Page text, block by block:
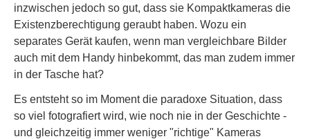
inzwischen jedoch so gut, dass sie Kompaktkameras die
Existenzberechtigung geraubt haben. Wozu ein
separates Gerät kaufen, wenn man vergleichbare Bilder
auch mit dem Handy hinbekommt, das man zudem immer
in der Tasche hat?
Es entsteht so im Moment die paradoxe Situation, dass
so viel fotografiert wird, wie noch nie in der Geschichte -
und gleichzeitig immer weniger "richtige" Kameras